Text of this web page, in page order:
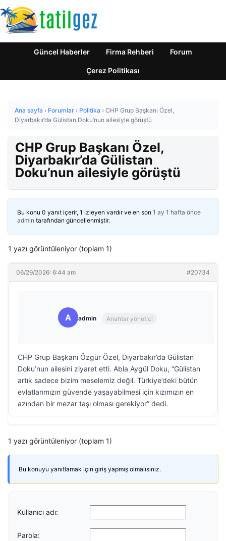
Güncel Haberler Firma Rehberi Forum
Çerez Politikası
Ana sayfa › Forumlar › Politika › CHP Grup Başkanı Özel,
Diyarbakır’da Gülistan Doku’nun ailesiyle görüştü
CHP Grup Başkanı Özel,
Diyarbakır’da Gülistan
Doku’nun ailesiyle görüştü
Bu konu 0 yanıt içerir, 1 izleyen vardır ve en son 1 ay 1 hafta önce
admin tarafından güncellenmiştir.
1 yazı görüntüleniyor (toplam 1)
06/29/2026: 6:44 am #20734
A admin Anahtar yönetici
CHP Grup Başkanı Özgür Özel, Diyarbakır’da Gülistan
Doku’nun ailesini ziyaret etti. Abla Aygül Doku, “Gülistan
artık sadece bizim meselemiz değil. Türkiye’deki bütün
evlatlarımızın güvende yaşayabilmesi için kızımızın en
azından bir mezar taşı olması gerekiyor” dedi.
1 yazı görüntüleniyor (toplam 1)
Bu konuyu yanıtlamak için giriş yapmış olmalısınız.
Kullanıcı adı:
Parola: